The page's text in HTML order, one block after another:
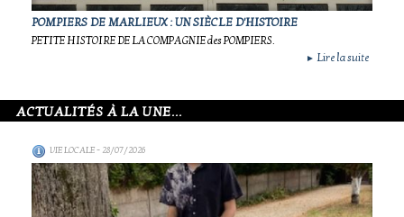
POMPIERS DE MARLIEUX : UN SIÈCLE D'HISTOIRE
PETITE HISTOIRE DE LA COMPAGNIE des POMPIERS.
► Lire la suite
ACTUALITÉS À LA UNE...
VIE LOCALE- 28/07/2026